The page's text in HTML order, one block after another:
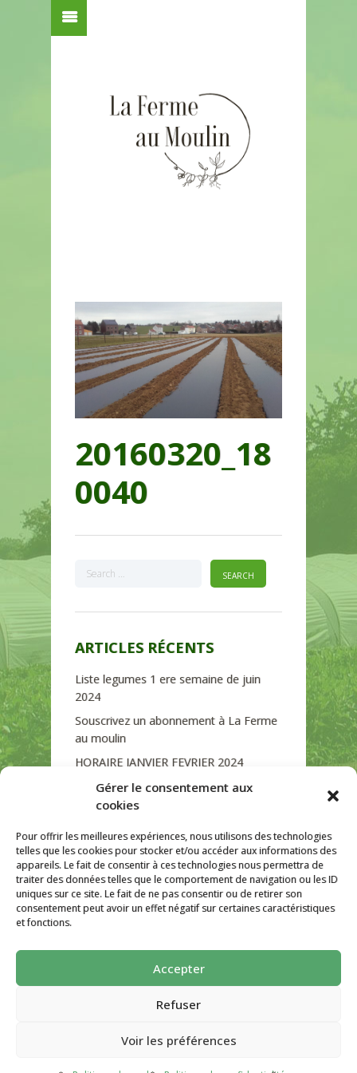
Gérer le consentement aux
cookies
Pour offrir les meilleures expériences, nous utilisons des technologies
telles que les cookies pour stocker et/ou accéder aux informations des
appareils. Le fait de consentir à ces technologies nous permettra de
traiter des données telles que le comportement de navigation ou les ID
uniques sur ce site. Le fait de ne pas consentir ou de retirer son
consentement peut avoir un effet négatif sur certaines caractéristiques
et fonctions.
Accepter
Refuser
Voir les préférences
20160320_18
0040
ARTICLES RÉCENTS
Liste legumes 1 ere semaine de juin
2024
Souscrivez un abonnement à La Ferme
au moulin
HORAIRE JANVIER FEVRIER 2024
Soutien de La Province de Liège
JOURNEE PORTES OUVERTES
CATÉGORIES
La ferme Au Moulin 2026 - Tous droits
réservés